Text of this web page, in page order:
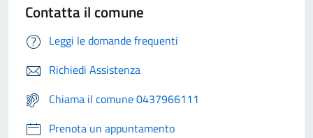
Contatta il comune
Leggi le domande frequenti
Richiedi Assistenza
Chiama il comune 0437966111
Prenota un appuntamento